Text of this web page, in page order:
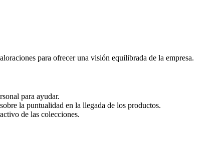
para ofrecer una visión equilibrada de la empresa.
para ayudar.
la puntualidad en la llegada de los productos.
de las colecciones.